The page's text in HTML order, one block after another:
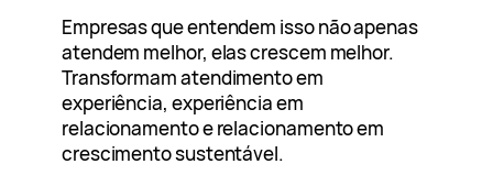
Empresas que entendem isso não apenas
atendem melhor, elas crescem melhor.
Transformam atendimento em
experiência, experiência em
relacionamento e relacionamento em
crescimento sustentável.